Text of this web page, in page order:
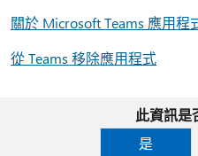
關於 Microsoft Teams 應用程
從 Teams 移除應用程式
此資訊是
是